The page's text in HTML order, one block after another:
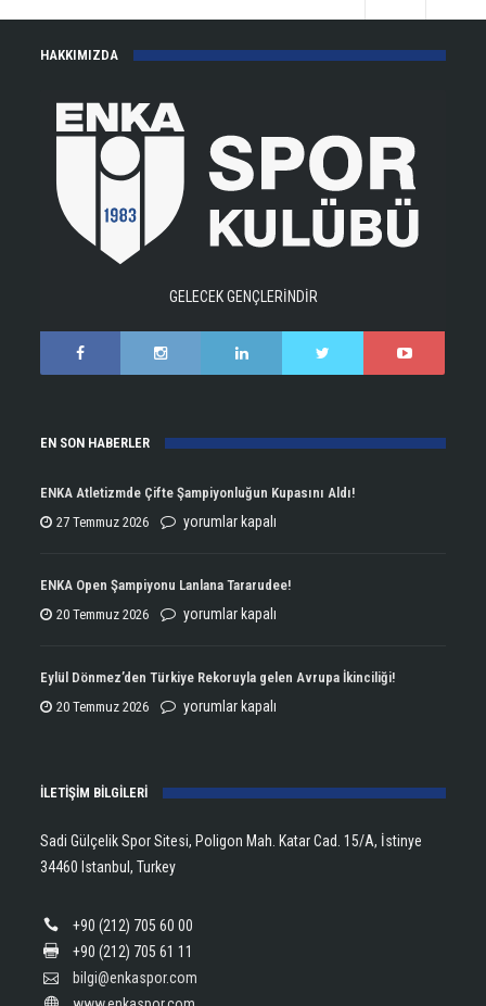
HAKKIMIZDA
GELECEK GENÇLERİNDİR
EN SON HABERLER
ENKA Atletizmde Çifte Şampiyonluğun Kupasını Aldı!
27 Temmuz 2026
ENKA
Çifte
Şampiyonluğun
yorumlar kapalı
ENKA Open Şampiyonu Lanlana Tararudee!
20 Temmuz 2026
ENKA
Şampiyonu
Lanlana
yorumlar kapalı
Eylül Dönmez’den Türkiye Rekoruyla gelen Avrupa İkinciliği!
20 Temmuz 2026
Eylül
Rekoruyla
Avrupa
yorumlar kapalı
İLETİŞİM BİLGİLERİ
Sadi Gülçelik Spor Sitesi, Poligon Mah. Katar Cad. 15/A, İstinye
34460 Istanbul, Turkey
+90 (212) 705 60 00
+90 (212) 705 61 11
bilgi@enkaspor.com